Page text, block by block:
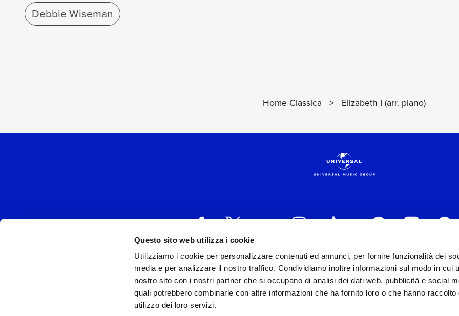
Questo sito web utilizza i cookie
Utilizziamo i cookie per personalizzare contenuti ed annunci, per fornire funzionalità dei
media e per analizzare il nostro traffico. Condividiamo inoltre informazioni sul modo in cui
nostro sito con i nostri partner che si occupano di analisi dei dati web, pubblicità e social
quali potrebbero combinarle con altre informazioni che ha fornito loro o che hanno raccolto
utilizzo dei loro servizi.
Debbie Wiseman
Home Classica > Elizabeth I (arr. piano)
UNIVERSAL MUSIC ITALIA s.r.l. (Società con unico socio) | Via Nervesa,
P.IVA IT03802730154 Iscritta al REA di Milano con il numero 966135 in
Capitale sociale Euro 2.000.000 interamente versato.
Universal Music Italia, nel rispetto delle best practices in tema di corporate compliance ed al fine di
si è dotata di un modello di gestione e organizzazione ex d.lgs. 231/2001 e